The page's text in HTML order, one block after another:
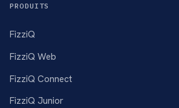
PRODUITS
FizziQ
FizziQ Web
FizziQ Connect
FizziQ Junior